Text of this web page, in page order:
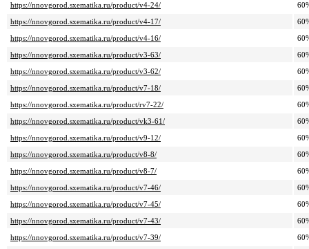
https://nnovgorod.sxematika.ru/product/v4-24/
https://nnovgorod.sxematika.ru/product/v4-17/
https://nnovgorod.sxematika.ru/product/v4-16/
https://nnovgorod.sxematika.ru/product/v3-63/
https://nnovgorod.sxematika.ru/product/v3-62/
https://nnovgorod.sxematika.ru/product/v7-18/
https://nnovgorod.sxematika.ru/product/rv7-22/
https://nnovgorod.sxematika.ru/product/vk3-61/
https://nnovgorod.sxematika.ru/product/v9-12/
https://nnovgorod.sxematika.ru/product/v8-8/
https://nnovgorod.sxematika.ru/product/v8-7/
https://nnovgorod.sxematika.ru/product/v7-46/
https://nnovgorod.sxematika.ru/product/v7-45/
https://nnovgorod.sxematika.ru/product/v7-43/
https://nnovgorod.sxematika.ru/product/v7-39/